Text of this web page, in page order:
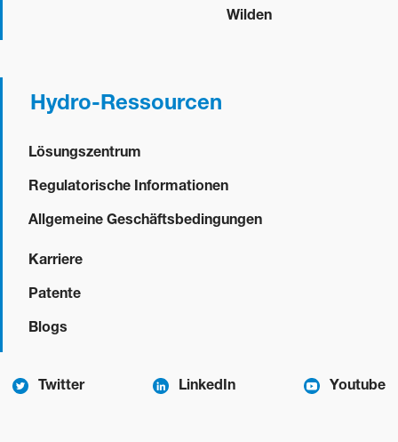
Wilden
Hydro-Ressourcen
Lösungszentrum
Regulatorische Informationen
Allgemeine Geschäftsbedingungen
Karriere
Patente
Blogs
Twitter LinkedIn Youtube